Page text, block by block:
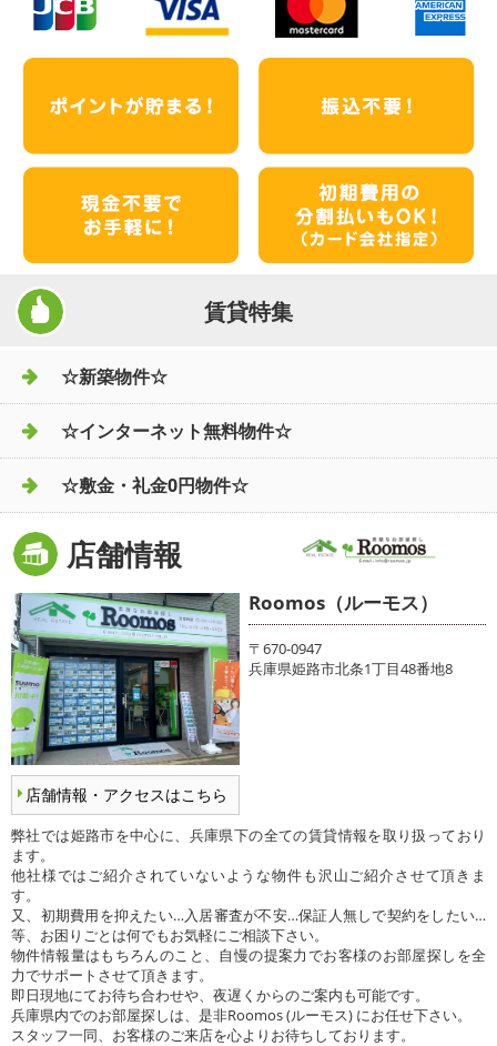
賃貸特集
☆新築物件☆
☆インターネット無料物件☆
☆敷金・礼金0円物件☆
店舗情報
店舗情報・アクセスはこちら
Roomos（ルーモス）
〒670-0947
兵庫県姫路市北条1丁目48番地8
弊社では姫路市を中心に、兵庫県下の全ての賃貸情報を取り扱っており
ます。
他社様ではご紹介されていないような物件も沢山ご紹介させて頂きま
す。
又、初期費用を抑えたい…入居審査が不安…保証人無しで契約をしたい…
等、お困りごとは何でもお気軽にご相談下さい。
物件情報量はもちろんのこと、自慢の提案力でお客様のお部屋探しを全
力でサポートさせて頂きます。
即日現地にてお待ち合わせや、夜遅くからのご案内も可能です。
兵庫県内でのお部屋探しは、是非Roomos (ルーモス) にお任せ下さい。
スタッフ一同、お客様のご来店を心よりお待ちしております。